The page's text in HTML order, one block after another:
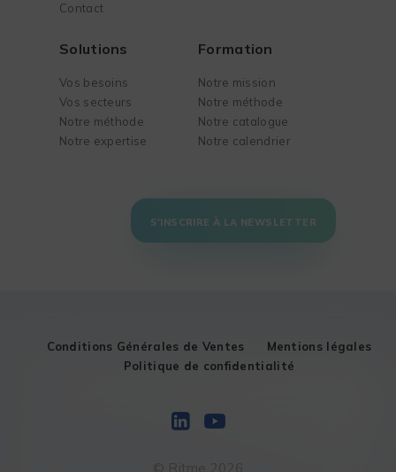
Contact
Solutions
Vos besoins
Vos secteurs
Notre méthode
Notre expertise
Formation
Notre mission
Notre méthode
Notre catalogue
Notre calendrier
S'INSCRIRE À LA NEWSLETTER
Conditions Générales de Ventes
Mentions légales
Politique de confidentialité